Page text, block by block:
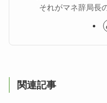
それがマネ辞局長
関連記事